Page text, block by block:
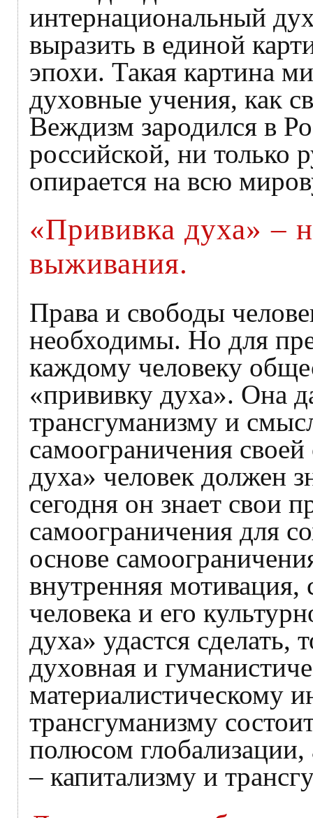
интернациональный
выразить в единой
эпохи. Такая картина
духовные учения, как
Веждизм зародился в
российской, ни только
опирается на всю
«Прививка духа» –
выживания.
Права и свободы
необходимы. Но для
каждому человеку
«прививку духа». Она
трансгуманизму и
самоограничения
духа» человек должен
сегодня он знает свои
самоограничения для
основе
внутренняя
человека и его
духа» удастся
духовная и
материалистическому
трансгуманизму
полюсом
– капитализму и